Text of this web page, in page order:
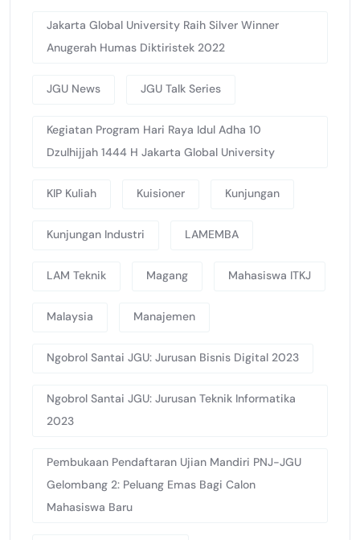
Jakarta Global University Raih Silver Winner
Anugerah Humas Diktiristek 2022
JGU News JGU Talk Series
Kegiatan Program Hari Raya Idul Adha 10
Dzulhijjah 1444 H Jakarta Global University
KIP Kuliah Kuisioner Kunjungan
Kunjungan Industri LAMEMBA
LAM Teknik Magang Mahasiswa ITKJ
Malaysia Manajemen
Ngobrol Santai JGU: Jurusan Bisnis Digital 2023
Ngobrol Santai JGU: Jurusan Teknik Informatika
2023
Pembukaan Pendaftaran Ujian Mandiri PNJ-JGU
Gelombang 2: Peluang Emas Bagi Calon
Mahasiswa Baru